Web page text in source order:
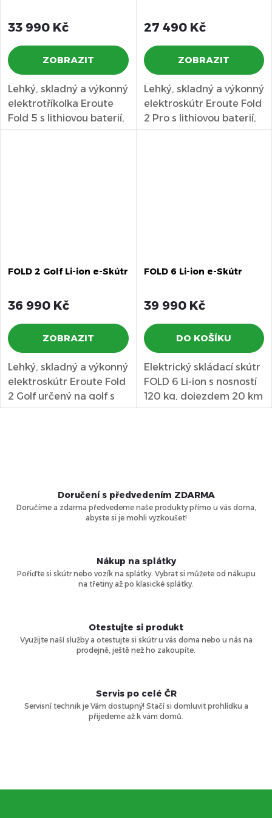
33 990 Kč
ZOBRAZIT
Lehký, skladný a výkonný
elektrotříkolka Eroute
Fold 5 s lithiovou baterií,
lepším poloměrem...
27 490 Kč
ZOBRAZIT
Lehký, skladný a výkonný
elektroskútr Eroute Fold
2 Pro s lithiovou baterií,
vylepšeným...
FOLD 2 Golf Li-ion e-Skútr
36 990 Kč
ZOBRAZIT
Lehký, skladný a výkonný
elektroskútr Eroute Fold
2 Golf určený na golf s
lithiovou baterií...
FOLD 6 Li-ion e-Skútr
39 990 Kč
DO KOŠÍKU
Elektrický skládací skútr
FOLD 6 Li-ion s nosností
120 kg, dojezdem 20 km
a snadným...
á
a
ý
Doručení s předvedením ZDARMA
Doručíme a zdarma předvedeme naše produkty přímo u vás doma,
abyste si je mohli vyzkoušet!
Nákup na splátky
Pořiďte si skútr nebo vozík na splátky. Vybrat si můžete od nákupu
na třetiny až po klasické splátky.
Otestujte si produkt
Využijte naší služby a otestujte si skútr u vás doma nebo u nás na
prodejně, ještě než ho zakoupíte.
Servis po celé ČR
Servisní technik je Vám dostupný! Stačí si domluvit prohlídku a
přijedeme až k vám domů.